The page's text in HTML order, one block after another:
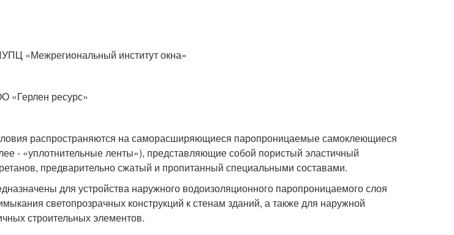
«Межрегиональный институт окна»
«Герлен ресурс»
распространяются на саморасширяющиеся паропроницаемые самоклеющиеся
- «уплотнительные ленты»), представляющие собой пористый эластичный
предварительно сжатый и пропитанный специальными составами.
для устройства наружного водоизоляционного паропроницаемого слоя
светопрозрачных конструкций к стенам зданий, а также для наружной
строительных элементов.